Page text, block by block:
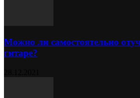
Можно ли самостоятельно
гитаре?